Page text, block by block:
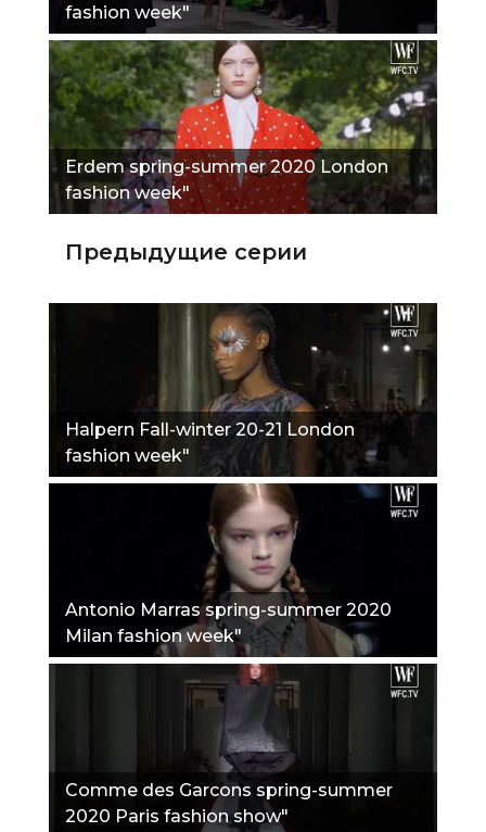
fashion week"
Erdem spring-summer 2020 London
fashion week"
Предыдущие серии
Halpern Fall-winter 20-21 London
fashion week"
Antonio Marras spring-summer 2020
Milan fashion week"
Comme des Garcons spring-summer
2020 Paris fashion show"